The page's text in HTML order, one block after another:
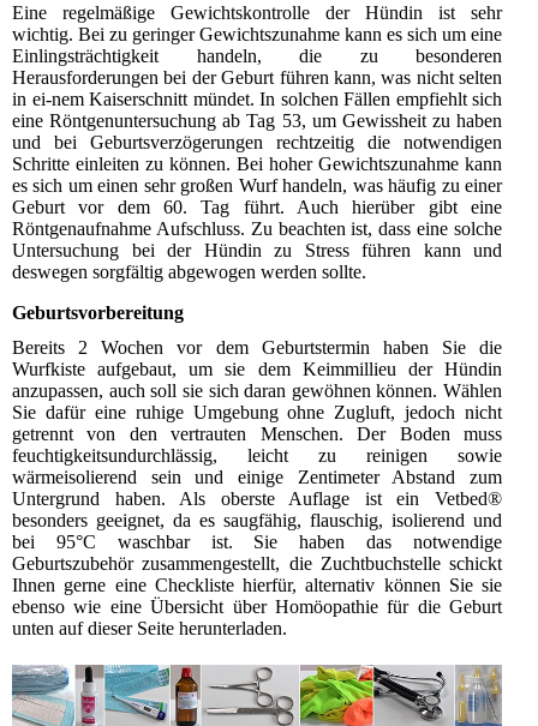
Eine regelmäßige Gewichtskontrolle der Hündin ist sehr
wichtig. Bei zu geringer Gewichtszunahme kann es sich um eine
Einlingsträchtigkeit handeln, die zu besonderen
Herausforderungen bei der Geburt führen kann, was nicht selten
in ei-nem Kaiserschnitt mündet. In solchen Fällen empfiehlt sich
eine Röntgenuntersuchung ab Tag 53, um Gewissheit zu haben
und bei Geburtsverzögerungen rechtzeitig die notwendigen
Schritte einleiten zu können. Bei hoher Gewichtszunahme kann
es sich um einen sehr großen Wurf handeln, was häufig zu einer
Geburt vor dem 60. Tag führt. Auch hierüber gibt eine
Röntgenaufnahme Aufschluss. Zu beachten ist, dass eine solche
Untersuchung bei der Hündin zu Stress führen kann und
deswegen sorgfältig abgewogen werden sollte.
Geburtsvorbereitung
Bereits 2 Wochen vor dem Geburtstermin haben Sie die
Wurfkiste aufgebaut, um sie dem Keimmillieu der Hündin
anzupassen, auch soll sie sich daran gewöhnen können. Wählen
Sie dafür eine ruhige Umgebung ohne Zugluft, jedoch nicht
getrennt von den vertrauten Menschen. Der Boden muss
feuchtigkeitsundurchlässig, leicht zu reinigen sowie
wärmeisolierend sein und einige Zentimeter Abstand zum
Untergrund haben. Als oberste Auflage ist ein Vetbed®
besonders geeignet, da es saugfähig, flauschig, isolierend und
bei 95°C waschbar ist. Sie haben das notwendige
Geburtszubehör zusammengestellt, die Zuchtbuchstelle schickt
Ihnen gerne eine Checkliste hierfür, alternativ können Sie sie
ebenso wie eine Übersicht über Homöopathie für die Geburt
unten auf dieser Seite herunterladen.